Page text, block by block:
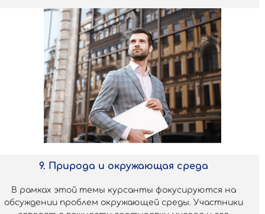
9. Природа и окружающая среда
В рамках этой темы курсанты фокусируются на
обсуждении проблем окружающей среды. Участники